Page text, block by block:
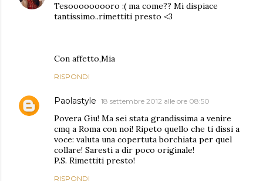
Tesooooooooro :( ma come?? Mi dispiace
tantissimo..rimettiti presto <3
Con affetto,Mia
RISPONDI
Paolastyle 18 settembre 2012 alle ore 08:50
Povera Giu! Ma sei stata grandissima a venire
cmq a Roma con noi! Ripeto quello che ti dissi a
voce: valuta una copertuta borchiata per quel
collare! Saresti a dir poco originale!
P.S. Rimettiti presto!
RISPONDI